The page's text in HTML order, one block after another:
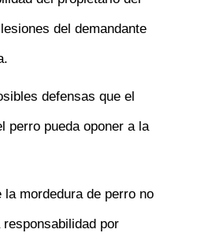
del demandante
defensas que el
perro pueda oponer a la
la mordedura de perro no
responsabilidad por